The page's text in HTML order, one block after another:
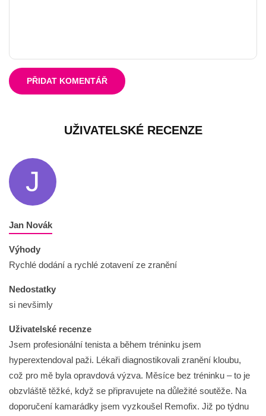
PŘIDAT KOMENTÁŘ
UŽIVATELSKÉ RECENZE
J
Jan Novák
Výhody
Rychlé dodání a rychlé zotavení ze zranění
Nedostatky
si nevšimly
Uživatelské recenze
Jsem profesionální tenista a během tréninku jsem
hyperextendoval paži. Lékaři diagnostikovali zranění kloubu,
což pro mě byla opravdová výzva. Měsíce bez tréninku – to je
obzvláště těžké, když se připravujete na důležité soutěže. Na
doporučení kamarádky jsem vyzkoušel Remofix. Již po týdnu